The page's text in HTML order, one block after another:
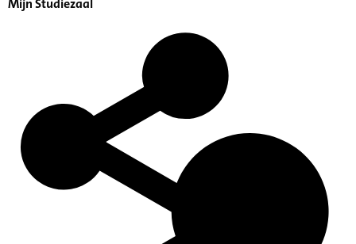
Mijn Studiezaal